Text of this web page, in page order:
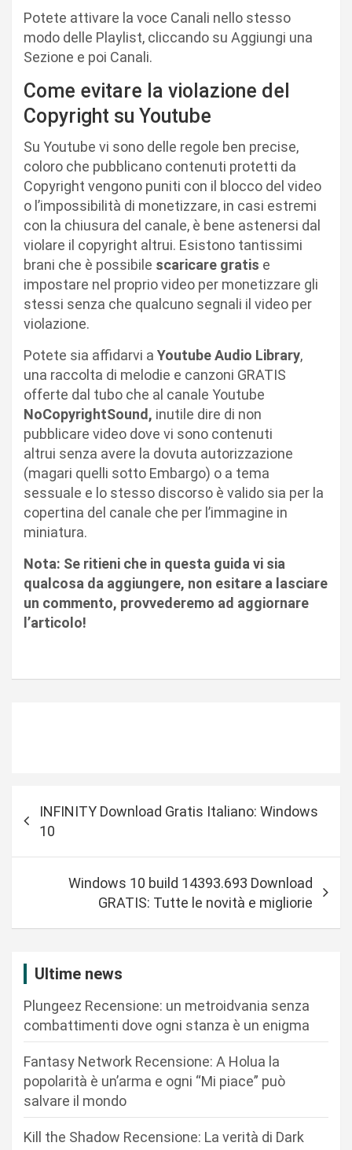
Potete attivare la voce Canali nello stesso
modo delle Playlist, cliccando su Aggiungi una
Sezione e poi Canali.
Come evitare la violazione del
Copyright su Youtube
Su Youtube vi sono delle regole ben precise,
coloro che pubblicano contenuti protetti da
Copyright vengono puniti con il blocco del video
o l’impossibilità di monetizzare, in casi estremi
con la chiusura del canale, è bene astenersi dal
violare il copyright altrui. Esistono tantissimi
brani che è possibile scaricare gratis e
impostare nel proprio video per monetizzare gli
stessi senza che qualcuno segnali il video per
violazione.
Potete sia affidarvi a Youtube Audio Library,
una raccolta di melodie e canzoni GRATIS
offerte dal tubo che al canale Youtube
NoCopyrightSound, inutile dire di non
pubblicare video dove vi sono contenuti
altrui senza avere la dovuta autorizzazione
(magari quelli sotto Embargo) o a tema
sessuale e lo stesso discorso è valido sia per la
copertina del canale che per l’immagine in
miniatura.
Nota: Se ritieni che in questa guida vi sia
qualcosa da aggiungere, non esitare a lasciare
un commento, provvederemo ad aggiornare
l’articolo!
a
INFINITY Download Gratis Italiano: Windows
10
Windows 10 build 14393.693 Download
GRATIS: Tutte le novità e migliorie
Ultime news
Plungeez Recensione: un metroidvania senza
combattimenti dove ogni stanza è un enigma
Fantasy Network Recensione: A Holua la
popolarità è un’arma e ogni “Mi piace” può
salvare il mondo
Kill the Shadow Recensione: La verità di Dark